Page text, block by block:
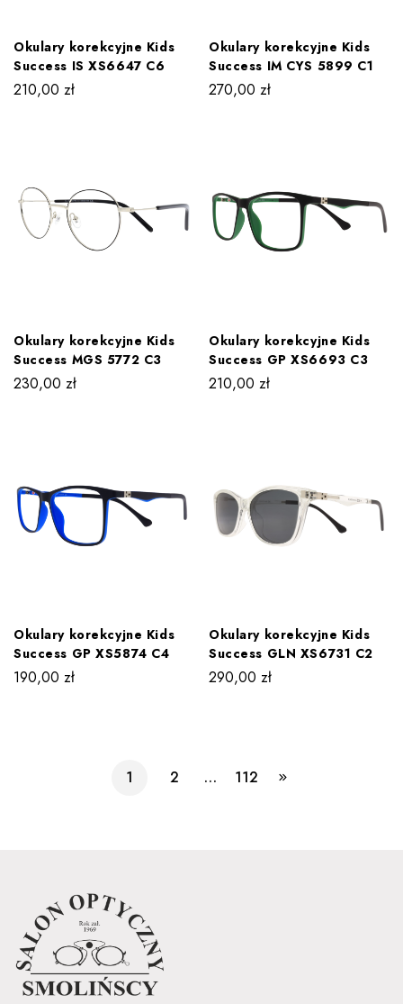
Okulary korekcyjne Kids
Success IS XS6647 C6
210,00 zł
Okulary korekcyjne Kids
Success IM CYS 5899 C1
270,00 zł
Okulary korekcyjne Kids
Success MGS 5772 C3
230,00 zł
Okulary korekcyjne Kids
Success GP XS6693 C3
210,00 zł
Okulary korekcyjne Kids
Success GP XS5874 C4
190,00 zł
Okulary korekcyjne Kids
Success GLN XS6731 C2
290,00 zł
1 2 … 112